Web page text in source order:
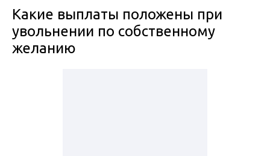
Какие выплаты положены при
увольнении по собственному
желанию